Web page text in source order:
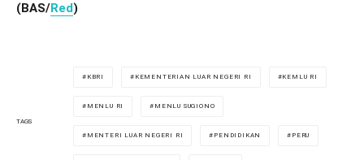
(BAS/Red)
TAGS
KBRI KEMENTERIAN LUAR NEGERI RI KEMLU RI
MENLU RI MENLU SUGIONO
MENTERI LUAR NEGERI RI PENDIDIKAN PERU